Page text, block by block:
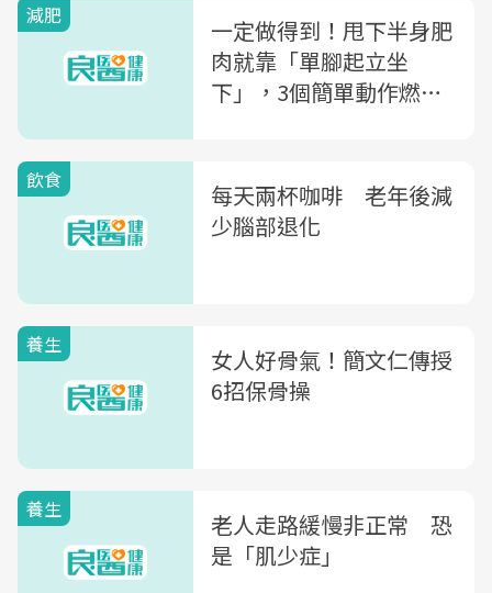
減肥
一定做得到！甩下半身肥
肉就靠「單腳起立坐
下」，3個簡單動作燃燒
飲食
每天兩杯咖啡 老年後減
少腦部退化
養生
女人好骨氣！簡文仁傳授
6招保骨操
養生
老人走路緩慢非正常 恐
是「肌少症」